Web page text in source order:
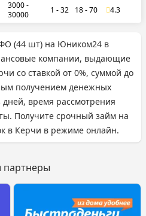
3000 -
30000
1 - 32 18 - 70 4.3
(44 шт) на Юником24 в
компании, выдающие
со ставкой от 0%, суммой до
получением денежных
дней, время рассмотрения
Получите срочный займ на
в Керчи в режиме онлайн.